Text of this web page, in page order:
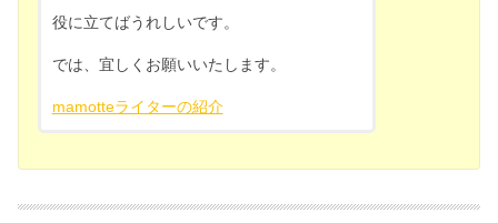
役に立てばうれしいです。
では、宜しくお願いいたします。
mamotteライターの紹介